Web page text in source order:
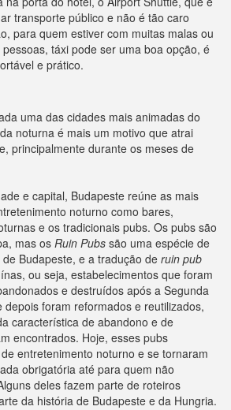
transporte público e não é tão caro
para quem estiver com muitas malas ou
táxi pode ser uma boa opção, é
e prático.
uma das cidades mais animadas do
noturna é mais um motivo que atrai
principalmente durante os meses de
e capital, Budapeste reúne as mais
noturno como bares,
e os tradicionais pubs. Os pubs são
mas os Ruin Pubs são uma espécie de
Budapeste, e a tradução de ruin pub
ou seja, estabelecimentos que foram
e destruídos após a Segunda
foram reformados e reutilizados,
característica de abandono e de
encontrados. Hoje, esses pubs
entretenimento noturno e se tornaram
obrigatória até para quem não
deles fazem parte de roteiros
da história de Budapeste e da Hungria.